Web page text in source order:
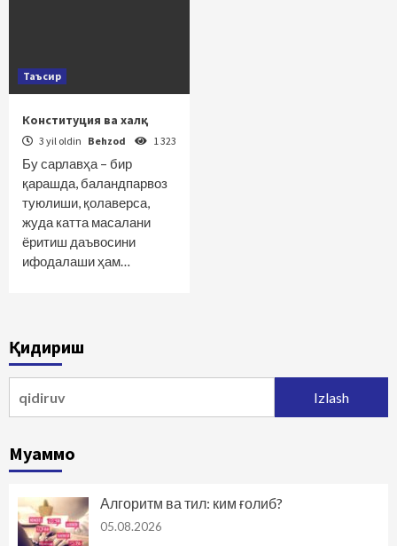
Таъсир
Конституция ва халқ
3 yil oldin Behzod 1 323
Бу сарлавҳа – бир
қарашда, баландпарвоз
туюлиши, қолаверса,
жуда катта масалани
ёритиш даъвосини
ифодалаши ҳам…
Қидириш
Муаммо
Алгоритм ва тил: ким ғолиб?
05.08.2026